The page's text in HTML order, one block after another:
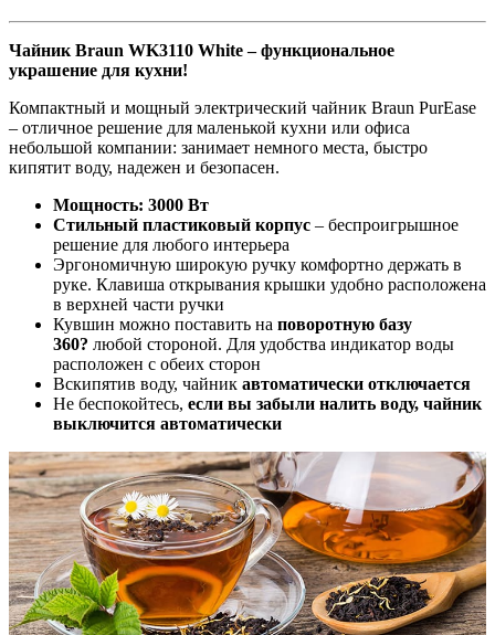
Чайник Braun WK3110 White– функциональное
украшение для кухни!
Компактный и мощный электрический чайник Braun PurEase
– отличное решение для маленькой кухни или офиса
небольшой компании: занимает немного места, быстро
кипятит воду, надежен и безопасен.
Мощность: 3000 Вт
Стильный пластиковый корпус – беспроигрышное
решение для любого интерьера
Эргономичную широкую ручку комфортно держать в
руке. Клавиша открывания крышки удобно расположена
в верхней части ручки
Кувшин можно поставить на поворотную базу
360? любой стороной. Для удобства индикатор воды
расположен с обеих сторон
Вскипятив воду, чайник автоматически отключается
Не беспокойтесь, если вы забыли налить воду, чайник
выключится автоматически